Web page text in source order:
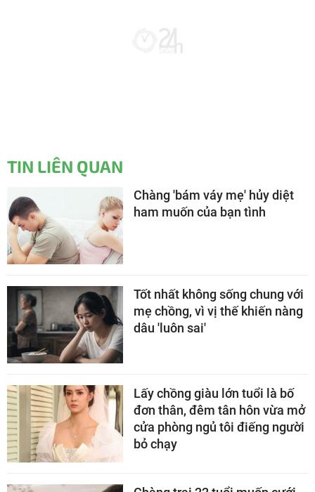
TIN LIÊN QUAN
Chàng 'bám váy mẹ' hủy diệt
ham muốn của bạn tình
Tốt nhất không sống chung với
mẹ chồng, vì vị thế khiến nàng
dâu 'luôn sai'
Lấy chồng giàu lớn tuổi là bố
đơn thân, đêm tân hôn vừa mở
cửa phòng ngủ tôi điếng người
bỏ chạy